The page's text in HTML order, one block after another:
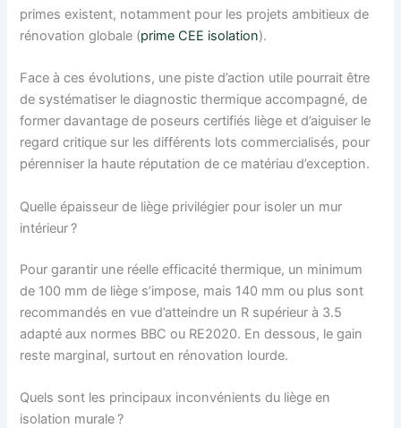
primes existent, notamment pour les projets ambitieux de
rénovation globale (prime CEE isolation).
Face à ces évolutions, une piste d’action utile pourrait être
de systématiser le diagnostic thermique accompagné, de
former davantage de poseurs certifiés liège et d’aiguiser le
regard critique sur les différents lots commercialisés, pour
pérenniser la haute réputation de ce matériau d’exception.
Quelle épaisseur de liège privilégier pour isoler un mur
intérieur ?
Pour garantir une réelle efficacité thermique, un minimum
de 100 mm de liège s’impose, mais 140 mm ou plus sont
recommandés en vue d’atteindre un R supérieur à 3.5
adapté aux normes BBC ou RE2020. En dessous, le gain
reste marginal, surtout en rénovation lourde.
Quels sont les principaux inconvénients du liège en
isolation murale ?